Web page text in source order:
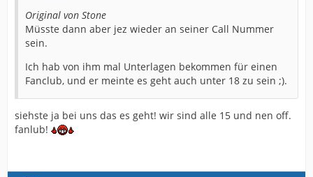
Original von Stone
Müsste dann aber jez wieder an seiner Call Nummer
sein.
Ich hab von ihm mal Unterlagen bekommen für einen
Fanclub, und er meinte es geht auch unter 18 zu sein ;).
siehste ja bei uns das es geht! wir sind alle 15 und nen off.
fanlub!